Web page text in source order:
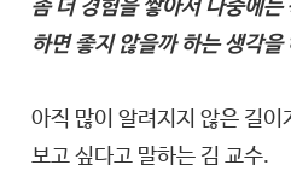
좀 더 경험을 쌓아서 나중에
하면 좋지 않을까 하는 생각을
아직 많이 알려지지 않은 길이
보고 싶다고 말하는 김 교수.